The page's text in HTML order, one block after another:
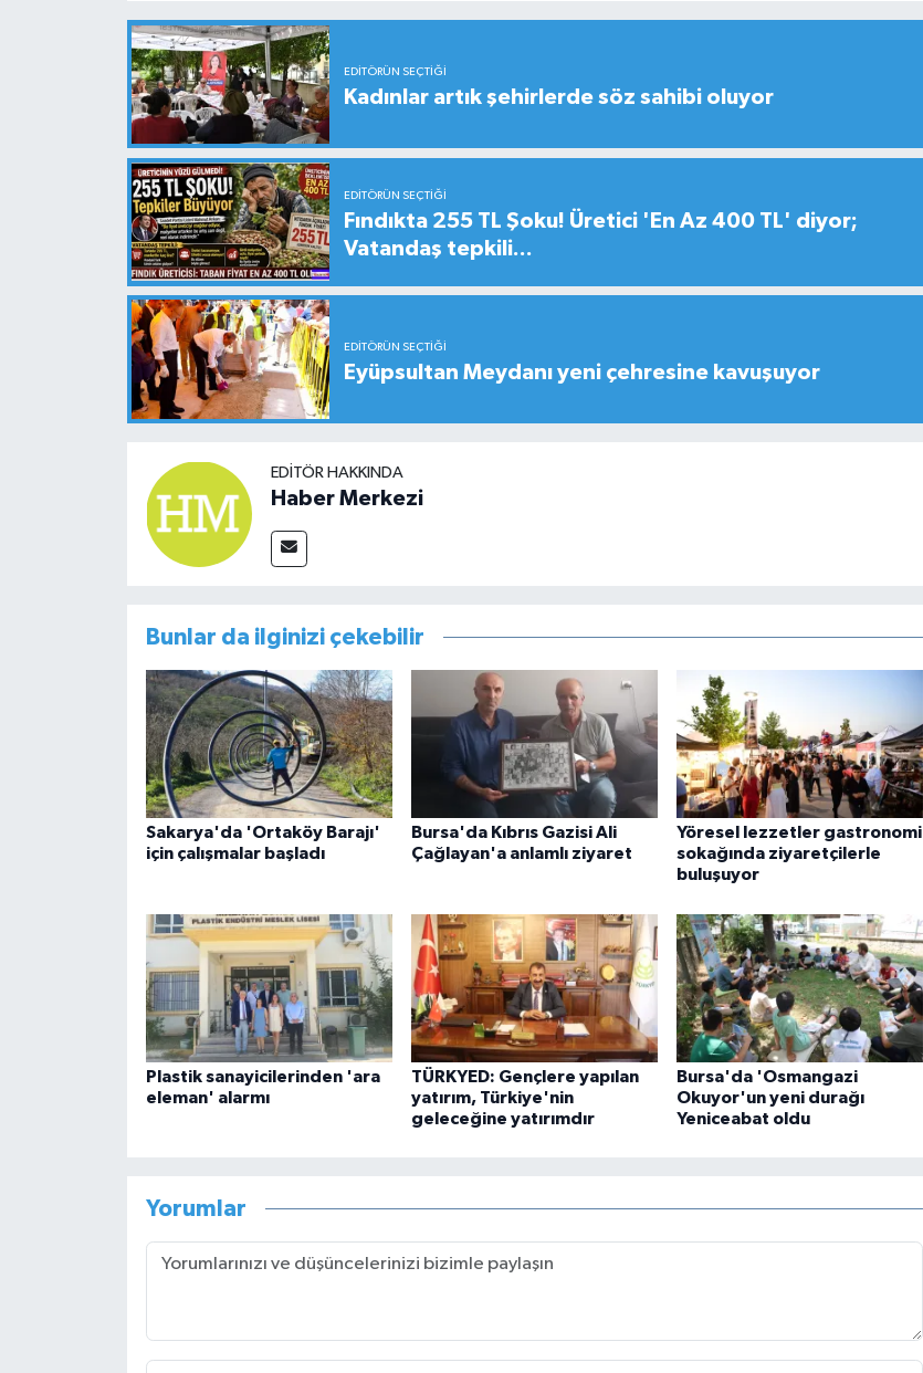
EDITÖRÜN SEÇTIĞI
Kadınlar artık şehirlerde söz sahibi oluyor
EDITÖRÜN SEÇTIĞI
Fındıkta 255 TL Şoku! Üretici 'En Az 400 TL' diyor;
Vatandaş tepkili...
EDITÖRÜN SEÇTIĞI
Eyüpsultan Meydanı yeni çehresine kavuşuyor
EDITÖR HAKKINDA
Haber Merkezi
Bunlar da ilginizi çekebilir
Sakarya'da 'Ortaköy Barajı'
için çalışmalar başladı
Bursa'da Kıbrıs Gazisi Ali
Çağlayan'a anlamlı ziyaret
Yöresel lezzetler gastronomi
sokağında ziyaretçilerle
buluşuyor
Plastik sanayicilerinden 'ara
eleman' alarmı
TÜRKYED: Gençlere yapılan
yatırım, Türkiye'nin
geleceğine yatırımdır
Bursa'da 'Osmangazi
Okuyor'un yeni durağı
Yeniceabat oldu
Yorumlar